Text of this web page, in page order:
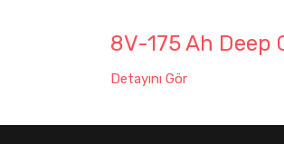
8V-175 Ah Deep
Detayını Gör